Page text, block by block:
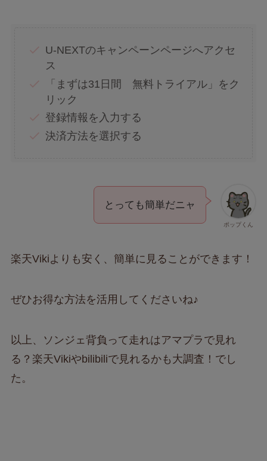
U-NEXTのキャンペーンページへアクセ
ス
「まずは31日間 無料トライアル」をク
リック
登録情報を入力する
決済方法を選択する
ポップくん
とっても簡単だニャ
楽天Vikiよりも安く、簡単に見ることができます！
ぜひお得な方法を活用してくださいね♪
以上、ソンジェ背負って走れはアマプラで見れ
る？楽天Vikiやbilibiliで見れるかも大調査！でし
た。